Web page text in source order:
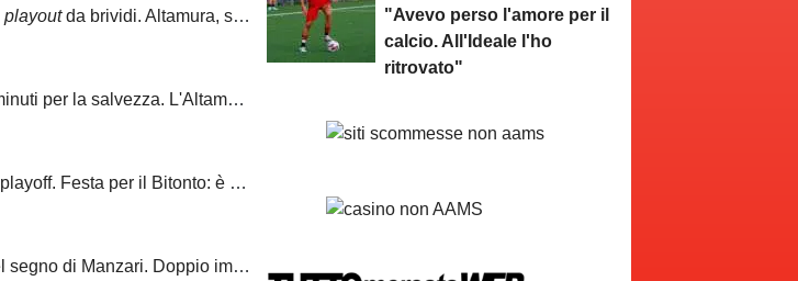
playoutda brividi. Altamura, sfumano i playoff
la salvezza. L'Altamura spera nei playoff
Festa per il Bitonto: è salvezza
di Manzari. Doppio impegno in D
"Avevo perso l'amore per il
calcio. All'Ideale l'ho
ritrovato"